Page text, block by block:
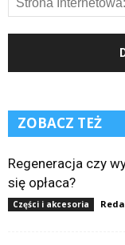
ZOBACZ TEŻ
Regeneracja czy
się opłaca?
Części i akcesoria